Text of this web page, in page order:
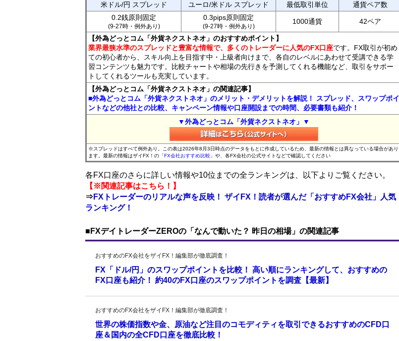
米ドル/円 スプレッド
ユーロ/米ドル スプレッド 最低取引単位
通貨ペア数
0.2銭原則固定
(9-27時・例外あり)
0.3pips原則固定
(9-27時・例外あり)
1000通貨 42ペア
【外為どっとコム「外貨ネクストネオ」のおすすめポイント】
業界最狭水準のスプレッドと豊富な情報で、多くのトレーダーに人気のFX口座です。FX取引が初め
ての初心者から、スキル向上を目指す中・上級者向けまで、各自のレベルにあわせて受講できる学
習コンテンツも魅力です。比較チャートや相場の先行きを予測してくれる機能など、取引をサポー
トしてくれるツールも充実しています。
【外為どっとコム「外貨ネクストネオ」の関連記事】
■外為どっとコム「外貨ネクストネオ」のメリット・デメリットを解説！ スプレッド、スワップポイ
ントなどの他社との比較、キャンペーン情報や口座開設までの時間、必要書類も紹介！
▼外為どっとコム「外貨ネクストネオ」▼
※スプレッドはすべて例外あり。この表は2026年8月3日時点のデータをもとに作成しているため、最新の情報とは異なっている場合があり
ます。最新の情報はザイFX！の 「FX会社おすすめ比較」 や、各FX会社の公式サイトなどで確認してください
各FX口座のさらに詳しい情報や10位までの全ランキングは、以下よりご覧ください。
【※関連記事はこちら！】
⇒FXトレーダーのリアルな声を反映！ ザイFX！読者が選んだ「おすすめFX会社」人気
ランキング！
■FXデイトレーダーZEROの「なんで動いた？ 昨日の相場」の関連記事
おすすめのFX会社をザイFX！編集部が徹底調査！
FX「ドル/円」のスワップポイントを比較！ 高い順にランキングして、おすすめの
FX口座も紹介！ 約40のFX口座のスワップポイントを調査【最新】
おすすめのFX会社をザイFX！編集部が徹底調査！
世界の株価指数や金、原油など注目のコモディティを取引できるおすすめのCFD口
座＆国内の全CFD口座を徹底比較！